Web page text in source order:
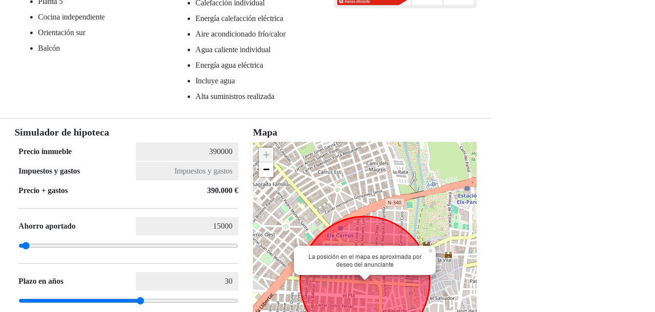
Cocina independiente
Orientación sur
Balcón
Calefacción individual
Energía calefacción eléctrica
Aire acondicionado frío/calor
Agua caliente individual
Energía agua eléctrica
Incluye agua
Alta suministros realizada
Simulador de hipoteca
Precio inmueble
Impuestos y gastos
Precio + gastos 390.000 €
Ahorro aportado
Plazo en años
Mapa
La posición en el mapa es aproximada por
deseo del anunciante
×
+
−